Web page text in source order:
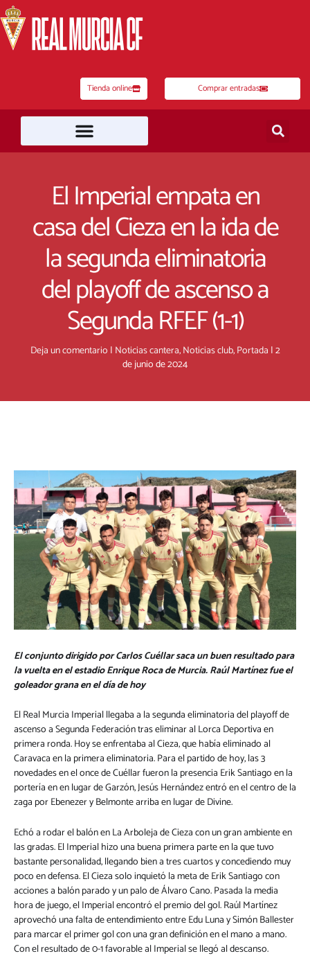
al
contenido
Tienda online Comprar entradas
El Imperial empata en
casa del Cieza en la ida de
la segunda eliminatoria
del playoff de ascenso a
Segunda RFEF (1-1)
Deja un comentario | Noticias cantera,Noticias club,Portada |2
de junio de 2024
El conjunto dirigido por Carlos Cuéllar saca un buen resultado para
la vuelta en el estadio Enrique Roca de Murcia. Raúl Martínez fue el
goleador grana en el día de hoy
El Real Murcia Imperial llegaba a la segunda eliminatoria del playoff de
ascenso a Segunda Federación tras eliminar al Lorca Deportiva en
primera ronda. Hoy se enfrentaba al Cieza, que había eliminado al
Caravaca en la primera eliminatoria. Para el partido de hoy, las 3
novedades en el once de Cuéllar fueron la presencia Erik Santiago en la
portería en en lugar de Garzón, Jesús Hernández entró en el centro de la
zaga por Ebenezer y Belmonte arriba en lugar de Divine.
Echó a rodar el balón en La Arboleja de Cieza con un gran ambiente en
las gradas. El Imperial hizo una buena primera parte en la que tuvo
bastante personalidad, llegando bien a tres cuartos y concediendo muy
poco en defensa. El Cieza solo inquietó la meta de Erik Santiago con
acciones a balón parado y un palo de Álvaro Cano. Pasada la media
hora de juego, el Imperial encontró el premio del gol. Raúl Martínez
aprovechó una falta de entendimiento entre Edu Luna y Simón Ballester
para marcar el primer gol con una gran definición en el mano a mano.
Con el resultado de 0-1 favorable al Imperial se llegó al descanso.